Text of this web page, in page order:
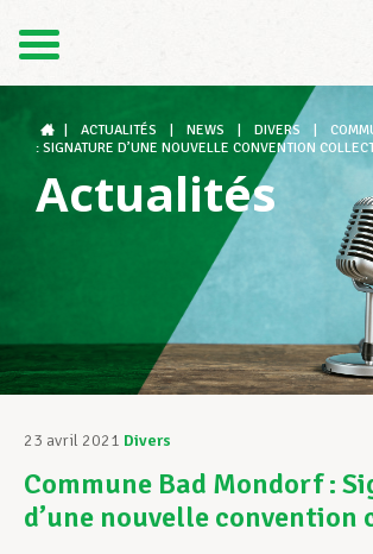
DE
Le LCGB
Structures syndicales
Assistance au Travail
Vos droits
ACTUALITÉS NEWS DIVERS
: SIGNATURE D’UNE NOUVELLE CONVENTION
Actualités
23 avril 2021 Divers
Commune Bad Mondorf :
d’une nouvelle convention